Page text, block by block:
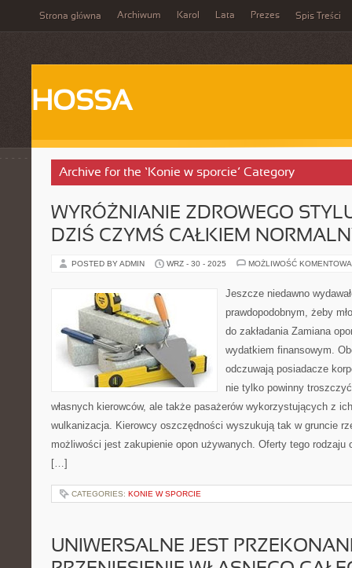
Strona główna Archiwum Karol Lata Prezes Spis Treści
HOSSA
Archive for the ‘Konie w sporcie’ Category
WYRÓŻNIANIE ZDROWEGO
DZIŚ CZYMŚ CAŁKIEM
POSTED BY ADMIN WRZ - 30 - 2025 MOŻLIWOŚĆ
Jeszcze niedawno
prawdopodobnym, żeby
do zakładania Zamiana
wydatkiem finansowym.
odczuwają posiadacze
nie tylko powinny
własnych kierowców, ale także pasażerów wykorzystujących z
wulkanizacja. Kierowcy oszczędności wyszukują tak w gruncie
możliwości jest zakupienie opon używanych. Oferty tego
[…]
CATEGORIES: KONIE W SPORCIE
UNIWERSALNE JEST